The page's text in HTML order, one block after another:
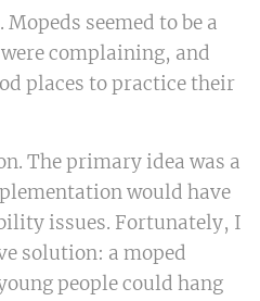
seemed to be a
complaining, and
places to practice their
The primary idea was a
would have
issues. Fortunately, I
solution: a moped
people could hang